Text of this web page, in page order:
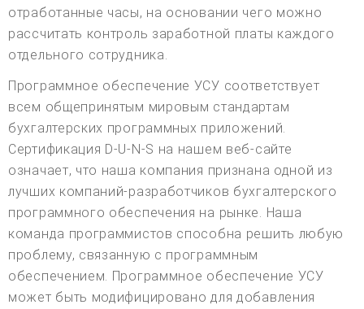
отработанные часы, на основании чего можно
рассчитать контроль заработной платы каждого
отдельного сотрудника.
Программное обеспечение УСУ соответствует
всем общепринятым мировым стандартам
бухгалтерских программных приложений.
Сертификация D-U-N-S на нашем веб-сайте
означает, что наша компания признана одной из
лучших компаний-разработчиков бухгалтерского
программного обеспечения на рынке. Наша
команда программистов способна решить любую
проблему, связанную с программным
обеспечением. Программное обеспечение УСУ
может быть модифицировано для добавления